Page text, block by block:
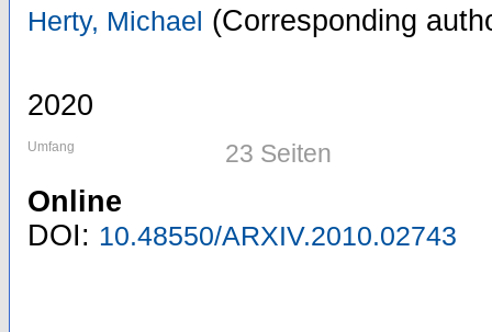
Herty, Michael (Corresponding
2020
Umfang 23 Seiten
Online
DOI: 10.48550/ARXIV.2010.02743